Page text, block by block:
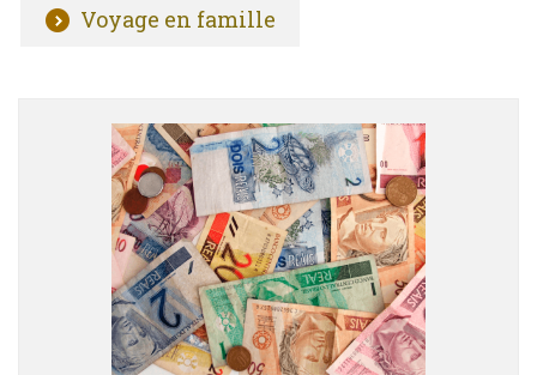
Voyage en famille